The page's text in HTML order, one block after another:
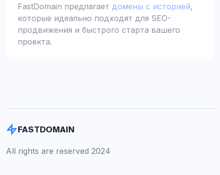
FastDomain предлагает домены с историей,
которые идеально подходят для SEO-
продвижения и быстрого старта вашего
проекта.
FASTDOMAIN
All rights are reserved 2024